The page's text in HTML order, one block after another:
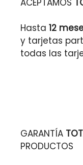
Hasta 12
y tarjetas
todas las
GARANTÍA
PRODUCTOS